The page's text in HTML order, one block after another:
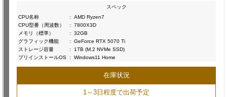
スペック
CPU名称
:
AMD Ryzen7
CPU型番（周波数）
:
7800X3D
メモリ（標準）
:
32GB
グラフィック機能
:
GeForce RTX 5070 Ti
ストレージ容量
:
1TB (M.2 NVMe SSD)
プリインストールOS : Windows11 Home
在庫状況
1～3日程度で出荷予定